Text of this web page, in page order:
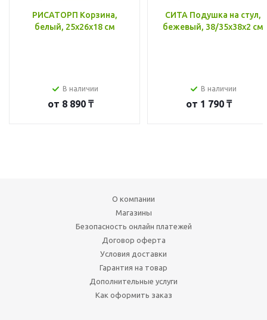
РИСАТОРП Корзина,
белый, 25x26x18 см
В наличии
от 8 890 ₸
СИТА Подушка на стул,
бежевый, 38/35x38x2 см
В наличии
от 1 790 ₸
О компании
Магазины
Безопасность онлайн платежей
Договор оферта
Условия доставки
Гарантия на товар
Дополнительные услуги
Как оформить заказ